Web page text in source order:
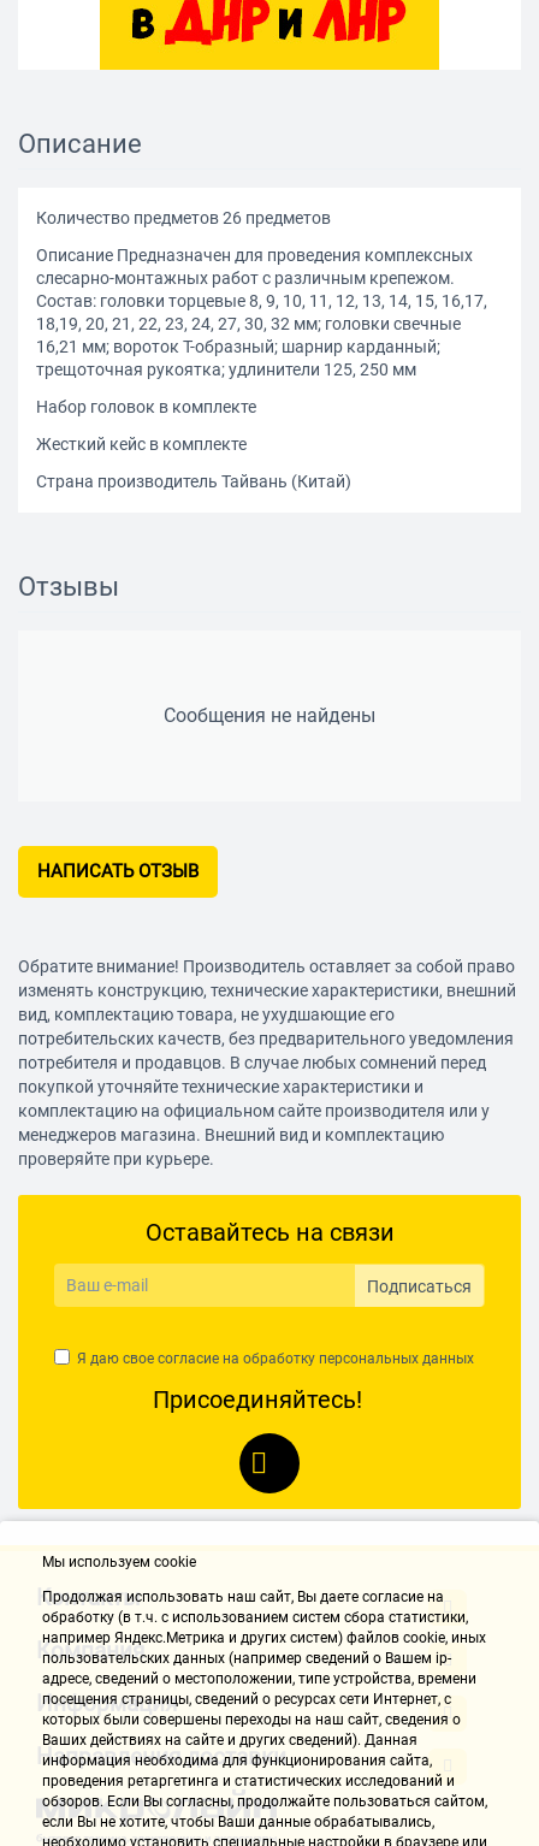
Описание
Количество предметов 26 предметов
Описание Предназначен для проведения комплексных
слесарно-монтажных работ с различным крепежом.
Состав: головки торцевые 8, 9, 10, 11, 12, 13, 14, 15, 16,17,
18,19, 20, 21, 22, 23, 24, 27, 30, 32 мм; головки свечные
16,21 мм; вороток Т-образный; шарнир карданный;
трещоточная рукоятка; удлинители 125, 250 мм
Набор головок в комплекте
Жесткий кейс в комплекте
Страна производитель Тайвань (Китай)
Отзывы
Сообщения не найдены
НАПИСАТЬ ОТЗЫВ
Обратите внимание! Производитель оставляет за собой право
изменять конструкцию, технические характеристики, внешний
вид, комплектацию товара, не ухудшающие его
потребительских качеств, без предварительного уведомления
потребителя и продавцов. В случае любых сомнений перед
покупкой уточняйте технические характеристики и
комплектацию на официальном сайте производителя или у
менеджеров магазина. Внешний вид и комплектацию
проверяйте при курьере.
Оставайтесь на связи
Подписаться
Я даю свое согласие на обработку персональных данных
Присоединяйтесь!
Контакты
Компания
Информация
Направления доставки
Мы используем cookie
Продолжая использовать наш cайт, Вы даете согласие на
обработку (в т.ч. с использованием систем сбора статистики,
например Яндекс.Метрика и других систем) файлов cookie, иных
пользовательских данных (например сведений о Вашем ip-
адресе, сведений о местоположении, типе устройства, времени
посещения страницы, сведений о ресурсах сети Интернет, с
которых были совершены переходы на наш сайт, сведения о
Ваших действиях на сайте и других сведений). Данная
информация необходима для функционирования сайта,
проведения ретаргетинга и статистических исследований и
обзоров. Если Вы согласны, продолжайте пользоваться сайтом,
если Вы не хотите, чтобы Ваши данные обрабатывались,
необходимо установить специальные настройки в браузере или